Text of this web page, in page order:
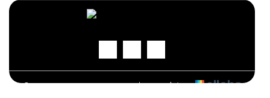
© 2026 Gites La Renaissance | Propulsé par